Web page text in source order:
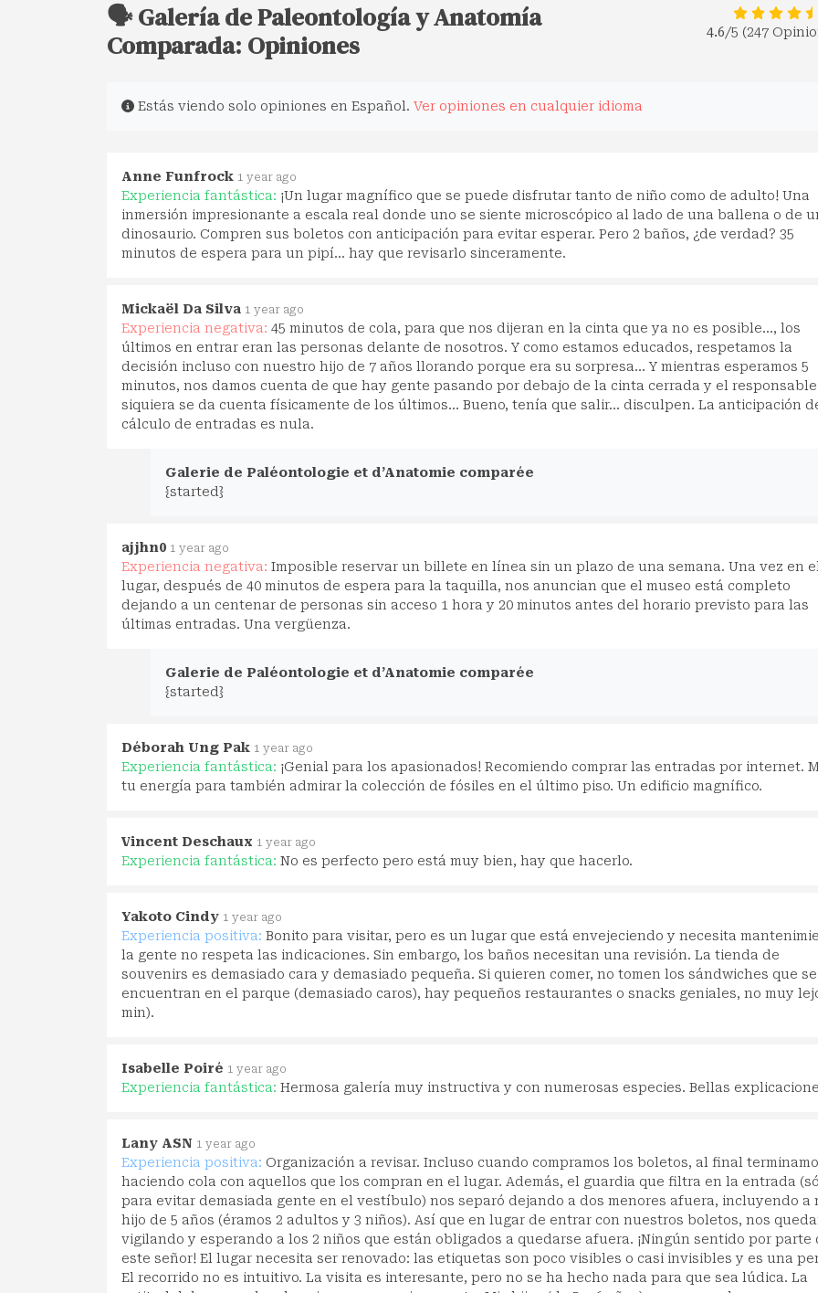
🗣️ Galería de Paleontología y Anatomía
Comparada: Opiniones
4.6/5 (247
Estás viendo solo opiniones en Español. Ver opiniones en cualquier idioma
Anne Funfrock 1 year ago
Experiencia fantástica: ¡Un lugar magnífico que se puede disfrutar tanto de niño como de adulto! Una
inmersión impresionante a escala real donde uno se siente microscópico al lado de una ballena o de
dinosaurio. Compren sus boletos con anticipación para evitar esperar. Pero 2 baños, ¿de verdad? 35
minutos de espera para un pipí... hay que revisarlo sinceramente.
Mickaël Da Silva 1 year ago
Experiencia negativa: 45 minutos de cola, para que nos dijeran en la cinta que ya no es posible..., los
últimos en entrar eran las personas delante de nosotros. Y como estamos educados, respetamos la
decisión incluso con nuestro hijo de 7 años llorando porque era su sorpresa... Y mientras esperamos 5
minutos, nos damos cuenta de que hay gente pasando por debajo de la cinta cerrada y el
siquiera se da cuenta físicamente de los últimos... Bueno, tenía que salir... disculpen. La anticipación
cálculo de entradas es nula.
Galerie de Paléontologie et d’Anatomie comparée
{started}
ajjhn0 1 year ago
Experiencia negativa: Imposible reservar un billete en línea sin un plazo de una semana. Una vez en
lugar, después de 40 minutos de espera para la taquilla, nos anuncian que el museo está completo
dejando a un centenar de personas sin acceso 1 hora y 20 minutos antes del horario previsto para las
últimas entradas. Una vergüenza.
Galerie de Paléontologie et d’Anatomie comparée
{started}
Déborah Ung Pak 1 year ago
Experiencia fantástica: ¡Genial para los apasionados! Recomiendo comprar las entradas por internet.
tu energía para también admirar la colección de fósiles en el último piso. Un edificio magnífico.
Vincent Deschaux 1 year ago
Experiencia fantástica: No es perfecto pero está muy bien, hay que hacerlo.
Yakoto Cindy 1 year ago
Experiencia positiva: Bonito para visitar, pero es un lugar que está envejeciendo y necesita
la gente no respeta las indicaciones. Sin embargo, los baños necesitan una revisión. La tienda de
souvenirs es demasiado cara y demasiado pequeña. Si quieren comer, no tomen los sándwiches que se
encuentran en el parque (demasiado caros), hay pequeños restaurantes o snacks geniales, no muy
min).
Isabelle Poiré 1 year ago
Experiencia fantástica: Hermosa galería muy instructiva y con numerosas especies. Bellas
Lany ASN 1 year ago
Experiencia positiva: Organización a revisar. Incluso cuando compramos los boletos, al final
haciendo cola con aquellos que los compran en el lugar. Además, el guardia que filtra en la entrada
para evitar demasiada gente en el vestíbulo) nos separó dejando a dos menores afuera, incluyendo a
hijo de 5 años (éramos 2 adultos y 3 niños). Así que en lugar de entrar con nuestros boletos, nos
vigilando y esperando a los 2 niños que están obligados a quedarse afuera. ¡Ningún sentido por parte
este señor! El lugar necesita ser renovado: las etiquetas son poco visibles o casi invisibles y es una
El recorrido no es intuitivo. La visita es interesante, pero no se ha hecho nada para que sea lúdica. La